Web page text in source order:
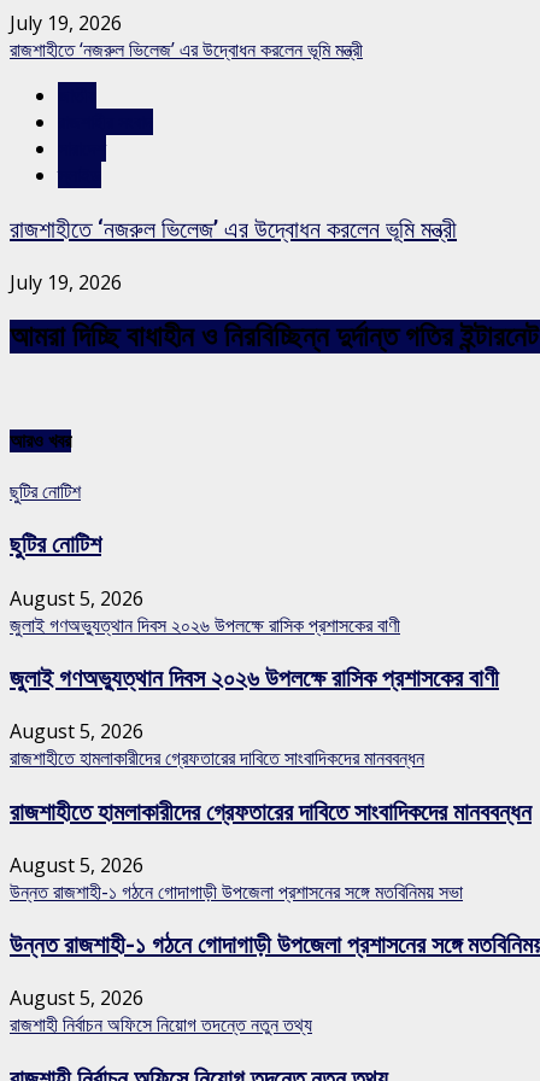
July 19, 2026
রাজশাহীতে ‘নজরুল ভিলেজ’ এর উদ্বোধন করলেন ভূমি মন্ত্রী
রাজশাহীতে ‘নজরুল ভিলেজ’ এর উদ্বোধন করলেন ভূমি মন্ত্রী
July 19, 2026
আমরা দিচ্ছি বাধাহীন ও নিরবিচ্ছিন্ন দুর্দান্ত গতির
আরও খবর
ছুটির নোটিশ
ছুটির নোটিশ
August 5, 2026
জুলাই গণঅভ্যুত্থান দিবস ২০২৬ উপলক্ষে রাসিক প্রশাসকের বাণী
জুলাই গণঅভ্যুত্থান দিবস ২০২৬ উপলক্ষে রাসিক প্রশাসকের বাণী
August 5, 2026
রাজশাহীতে হামলাকারীদের গ্রেফতারের দাবিতে সাংবাদিকদের মানববন্ধন
রাজশাহীতে হামলাকারীদের গ্রেফতারের দাবিতে সাংবাদিকদের মানববন্ধন
August 5, 2026
উন্নত রাজশাহী-১ গঠনে গোদাগাড়ী উপজেলা প্রশাসনের সঙ্গে মতবিনিময় সভা
উন্নত রাজশাহী-১ গঠনে গোদাগাড়ী উপজেলা প্রশাসনের সঙ্গে
August 5, 2026
রাজশাহী নির্বাচন অফিসে নিয়োগ তদন্তে নতুন তথ্য